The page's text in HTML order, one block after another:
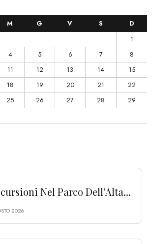
M G V S
D
1
4 5 6 7
8
11 12 13 14
15
18 19 20 21
22
25 26 27 28
29
Nel Parco Dell’Alta...
2026